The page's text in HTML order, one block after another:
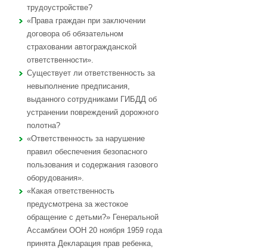
трудоустройстве?
«Права граждан при заключении
договора об обязательном
страховании автогражданской
ответственности».
Существует ли ответственность за
невыполнение предписания,
выданного сотрудниками ГИБДД об
устранении повреждений дорожного
полотна?
«Ответственность за нарушение
правил обеспечения безопасного
пользования и содержания газового
оборудования».
«Какая ответственность
предусмотрена за жестокое
обращение с детьми?» Генеральной
Ассамблеи ООН 20 ноября 1959 года
принята Декларация прав ребенка,